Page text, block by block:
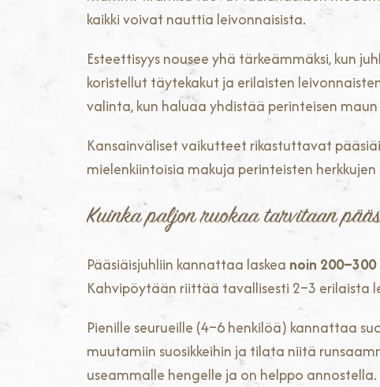
kaikki voivat nauttia leivonnaisista.
Esteettisyys nousee yhä tärkeämmäksi, kun
koristellut täytekakut ja erilaisten
valinta, kun haluaa yhdistää perinteisen
Kansainväliset vaikutteet rikastuttavat
mielenkiintoisia makuja perinteisten
Kuinka paljon ruokaa tarvitaan
Pääsiäisjuhliin kannattaa laskea noin
Kahvipöytään riittää tavallisesti 2–3 erilaista
Pienille seurueille (4–6 henkilöä) kannattaa
muutamiin suosikkeihin ja tilata niitä
useammalle hengelle ja on helppo